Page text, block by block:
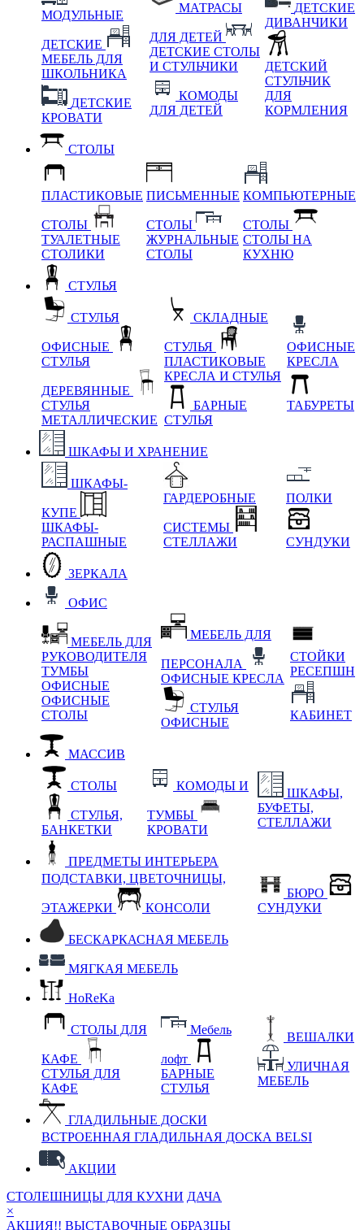
МОДУЛЬНЫЕ
ДЕТСКИЕ
МЕБЕЛЬ ДЛЯ
ШКОЛЬНИКА
ДЕТСКИЕ
КРОВАТИ
МАТРАСЫ
ДЛЯ ДЕТЕЙ
ДЕТСКИЕ СТОЛЫ
И СТУЛЬЧИКИ
КОМОДЫ
ДЛЯ ДЕТЕЙ
ДЕТСКИЕ
ДИВАНЧИКИ
ДЕТСКИЙ
СТУЛЬЧИК
ДЛЯ
КОРМЛЕНИЯ
СТОЛЫ
ПЛАСТИКОВЫЕ
СТОЛЫ
ТУАЛЕТНЫЕ
СТОЛИКИ
ПИСЬМЕННЫЕ
СТОЛЫ
ЖУРНАЛЬНЫЕ
СТОЛЫ
КОМПЬЮТЕРНЫЕ
СТОЛЫ
СТОЛЫ НА
КУХНЮ
СТУЛЬЯ
СТУЛЬЯ
ОФИСНЫЕ
СТУЛЬЯ
ДЕРЕВЯННЫЕ
СТУЛЬЯ
МЕТАЛЛИЧЕСКИЕ
СКЛАДНЫЕ
СТУЛЬЯ
ПЛАСТИКОВЫЕ
КРЕСЛА И СТУЛЬЯ
БАРНЫЕ
СТУЛЬЯ
ОФИСНЫЕ
КРЕСЛА
ТАБУРЕТЫ
ШКАФЫ И ХРАНЕНИЕ
ШКАФЫ-
КУПЕ
ШКАФЫ-
РАСПАШНЫЕ
ГАРДЕРОБНЫЕ
СИСТЕМЫ
СТЕЛЛАЖИ
ПОЛКИ
СУНДУКИ
ЗЕРКАЛА
ОФИС
МЕБЕЛЬ ДЛЯ
РУКОВОДИТЕЛЯ
ТУМБЫ
ОФИСНЫЕ
ОФИСНЫЕ
СТОЛЫ
МЕБЕЛЬ ДЛЯ
ПЕРСОНАЛА
ОФИСНЫЕ КРЕСЛА
СТУЛЬЯ
ОФИСНЫЕ
СТОЙКИ
РЕСЕПШН
КАБИНЕТ
МАССИВ
СТОЛЫ
СТУЛЬЯ,
БАНКЕТКИ
КОМОДЫ И
ТУМБЫ
КРОВАТИ
ШКАФЫ,
БУФЕТЫ,
СТЕЛЛАЖИ
ПРЕДМЕТЫ ИНТЕРЬЕРА
ПОДСТАВКИ, ЦВЕТОЧНИЦЫ,
ЭТАЖЕРКИ КОНСОЛИ
БЮРО
СУНДУКИ
БЕСКАРКАСНАЯ МЕБЕЛЬ
МЯГКАЯ МЕБЕЛЬ
HoReKa
СТОЛЫ ДЛЯ
КАФЕ
СТУЛЬЯ ДЛЯ
КАФЕ
Мебель
лофт
БАРНЫЕ
СТУЛЬЯ
ВЕШАЛКИ
УЛИЧНАЯ
МЕБЕЛЬ
ГЛАДИЛЬНЫЕ ДОСКИ
ВСТРОЕННАЯ ГЛАДИЛЬНАЯ ДОСКА BELSI
АКЦИИ
СТОЛЕШНИЦЫ ДЛЯ КУХНИ ДАЧА
×
АКЦИЯ!! ВЫСТАВОЧНЫЕ ОБРАЗЦЫ